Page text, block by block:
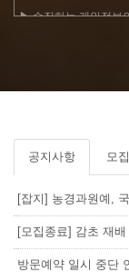
공지사항 모
[잡지] 농경과원예,
[모집종료] 감초 재배
방문예약 일시 중단